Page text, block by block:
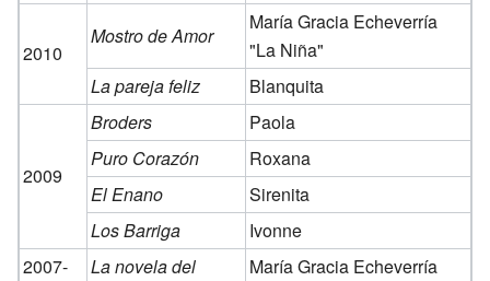
2010
Mostro de Amor
María Gracia Echeverría
"La Niña"
La pareja feliz
Blanquita
2009
Broders
Paola
Puro Corazón
Roxana
El Enano
Sirenita
Los Barriga
Ivonne
2007-
La novela del
María Gracia Echeverría